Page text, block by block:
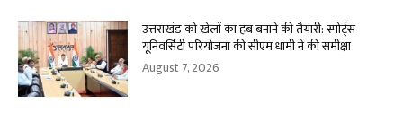
उत्तराखंड को खेलों का हब बनाने की तैयारी: स्पोर्ट्स
यूनिवर्सिटी परियोजना की सीएम धामी ने की समीक्षा
August 7, 2026